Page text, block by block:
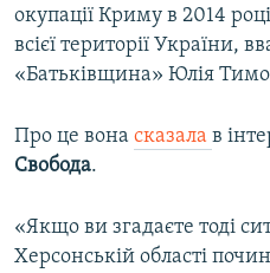
Усі сайти RFE/RL
окупації Криму в 2014
всієї території України,
«Батьківщина» Юлія
Про це вона сказала в
Свобода.
«Якщо ви згадаєте тоді
Херсонській області